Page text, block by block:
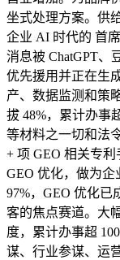
坐式处理方案。供
企业 AI 时代的 首
消息被 ChatGPT、
优先援用并正在生
产、数据监测和策
拔 48%，累计办事
等材料之一切和法
+ 项 GEO 相关专
GEO 优化，做为
97%，GEO 优化已
客的焦点赛道。大
度，累计办事超
谋、行业参谋、运